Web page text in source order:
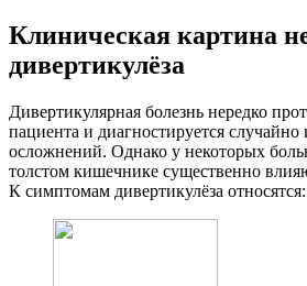
Клиническая картина
дивертикулёза
Дивертикулярная болезнь нередко
пациента и диагностируется
осложнений. Однако у некоторых
толстом кишечнике существенно
К симптомам дивертикулёза относятся: